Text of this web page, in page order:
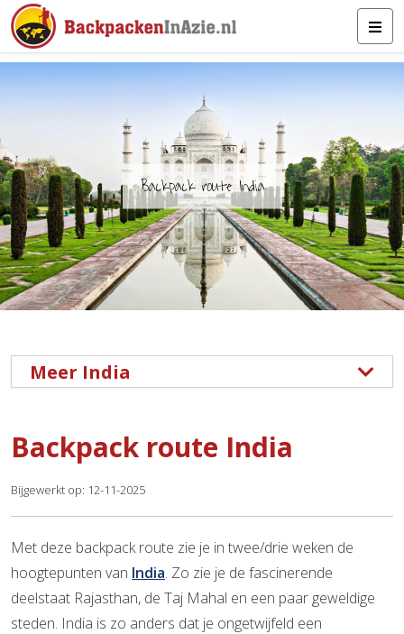
Backpack route India
Meer India
Backpack route India
Bijgewerkt op: 12-11-2025
Met deze backpack route zie je in twee/drie weken de
hoogtepunten van India. Zo zie je de fascinerende
deelstaat Rajasthan, de Taj Mahal en een paar geweldige
steden. India is zo anders dat je ongetwijfeld een